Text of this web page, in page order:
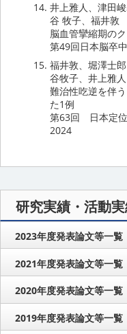
井上雅人、津田
谷 牧子、福井敦
脳血管攣縮期の
第49回日本脳卒
福井敦、堀澤士
谷牧子、井上雅人
難治性吃逆を伴
た1例
第63回 日本定位
2024
研究実績・活動
2023年度発表論文等一覧
2021年度発表論文等一覧
2020年度発表論文等一覧
2019年度発表論文等一覧